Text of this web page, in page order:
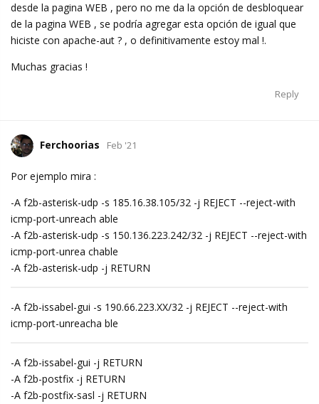
desde la pagina WEB , pero no me da la opción de desbloquear
de la pagina WEB , se podría agregar esta opción de igual que
hiciste con apache-aut ? , o definitivamente estoy mal !.
Muchas gracias !
Reply
Ferchoorias Feb '21
Por ejemplo mira :
-A f2b-asterisk-udp -s 185.16.38.105/32 -j REJECT --reject-with
icmp-port-unreach able
-A f2b-asterisk-udp -s 150.136.223.242/32 -j REJECT --reject-with
icmp-port-unrea chable
-A f2b-asterisk-udp -j RETURN
-A f2b-issabel-gui -s 190.66.223.XX/32 -j REJECT --reject-with
icmp-port-unreacha ble
-A f2b-issabel-gui -j RETURN
-A f2b-postfix -j RETURN
-A f2b-postfix-sasl -j RETURN